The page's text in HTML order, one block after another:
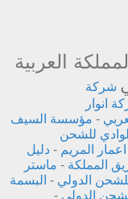
العربية
شركة
انوار
- مؤسسة السيف
للشحن
اعمار المريم - دليل
المملكة - ماستر
الدولي - البسمة
الدولي -